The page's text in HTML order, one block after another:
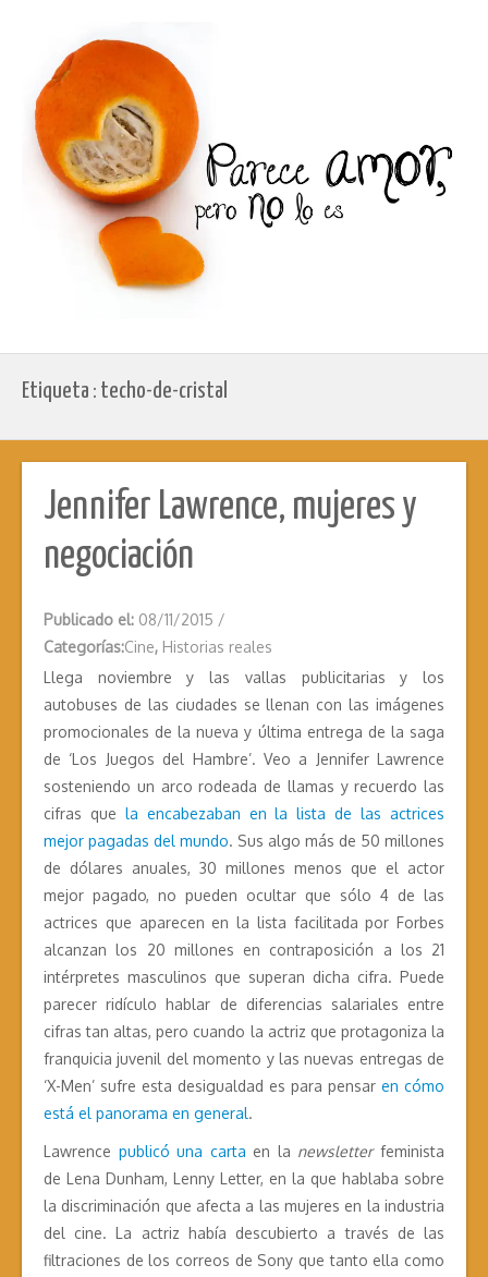
Etiqueta : techo-de-cristal
Jennifer Lawrence, mujeres y
negociación
Publicado el: 08/11/2015 /
Categorías:Cine, Historias reales
Llega noviembre y las vallas publicitarias y los
autobuses de las ciudades se llenan con las imágenes
promocionales de la nueva y última entrega de la saga
de ‘Los Juegos del Hambre’. Veo a Jennifer Lawrence
sosteniendo un arco rodeada de llamas y recuerdo las
cifras que la encabezaban en la lista de las actrices
mejor pagadas del mundo. Sus algo más de 50 millones
de dólares anuales, 30 millones menos que el actor
mejor pagado, no pueden ocultar que sólo 4 de las
actrices que aparecen en la lista facilitada por Forbes
alcanzan los 20 millones en contraposición a los 21
intérpretes masculinos que superan dicha cifra. Puede
parecer ridículo hablar de diferencias salariales entre
cifras tan altas, pero cuando la actriz que protagoniza la
franquicia juvenil del momento y las nuevas entregas de
‘X-Men’ sufre esta desigualdad es para pensar en cómo
está el panorama en general.
Lawrence publicó una carta en la newsletterfeminista
de Lena Dunham, Lenny Letter, en la que hablaba sobre
la discriminación que afecta a las mujeres en la industria
del cine. La actriz había descubierto a través de las
filtraciones de los correos de Sony que tanto ella como